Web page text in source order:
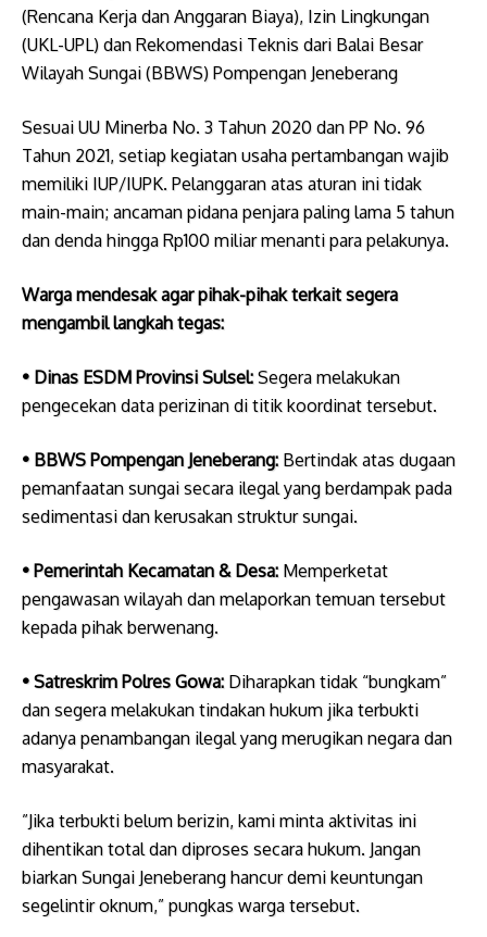
(Rencana Kerja dan Anggaran Biaya), ​Izin Lingkungan
(UKL-UPL) dan ​Rekomendasi Teknis dari Balai Besar
Wilayah Sungai (BBWS) Pompengan Jeneberang
Sesuai UU Minerba No. 3 Tahun 2020 dan PP No. 96
Tahun 2021, setiap kegiatan usaha pertambangan wajib
memiliki IUP/IUPK. Pelanggaran atas aturan ini tidak
main-main; ancaman pidana penjara paling lama 5 tahun
dan denda hingga Rp100 miliar menanti para pelakunya.
Warga mendesak agar pihak-pihak terkait segera
mengambil langkah tegas:
• ​Dinas ESDM Provinsi Sulsel:Segera melakukan
pengecekan data perizinan di titik koordinat tersebut.
• ​BBWS Pompengan Jeneberang:Bertindak atas dugaan
pemanfaatan sungai secara ilegal yang berdampak pada
sedimentasi dan kerusakan struktur sungai.
• ​Pemerintah Kecamatan & Desa:Memperketat
pengawasan wilayah dan melaporkan temuan tersebut
kepada pihak berwenang.
• ​Satreskrim Polres Gowa:Diharapkan tidak “bungkam”
dan segera melakukan tindakan hukum jika terbukti
adanya penambangan ilegal yang merugikan negara dan
masyarakat.
​”Jika terbukti belum berizin, kami minta aktivitas ini
dihentikan total dan diproses secara hukum. Jangan
biarkan Sungai Jeneberang hancur demi keuntungan
segelintir oknum,” pungkas warga tersebut.